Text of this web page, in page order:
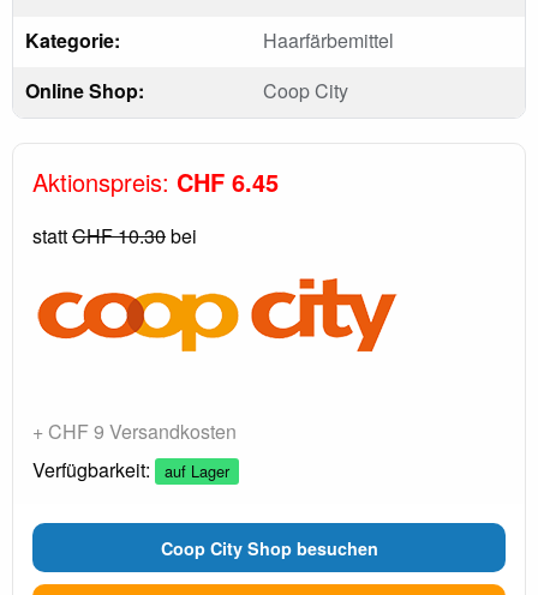
Kategorie:
Haarfärbemittel
Online Shop:
Coop City
Aktionspreis: CHF 6.45
stattCHF 10.30bei
+ CHF 9 Versandkosten
Verfügbarkeit:
auf Lager
Coop City Shop besuchen